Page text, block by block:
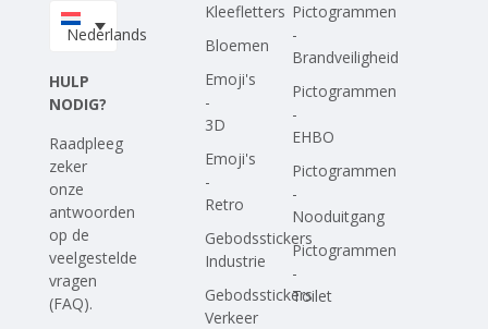
Upload je eigen ontwerp
Nederlands
HULP
NODIG?
Raadpleeg
zeker
onze
antwoorden
op de
veelgestelde
vragen
(FAQ).
Kleefletters
Bloemen
Emoji's
-
3D
Emoji's
-
Retro
Gebodsstickers
Industrie
Gebodsstickers
Verkeer
Pictogrammen
-
Brandveiligheid
Pictogrammen
-
EHBO
Pictogrammen
-
Nooduitgang
Pictogrammen
-
Toilet